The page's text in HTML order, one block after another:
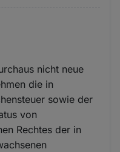
nicht neue
die in
sowie der
von
Rechtes der in